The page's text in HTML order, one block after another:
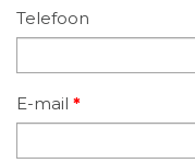
Telefoon
E-mail *